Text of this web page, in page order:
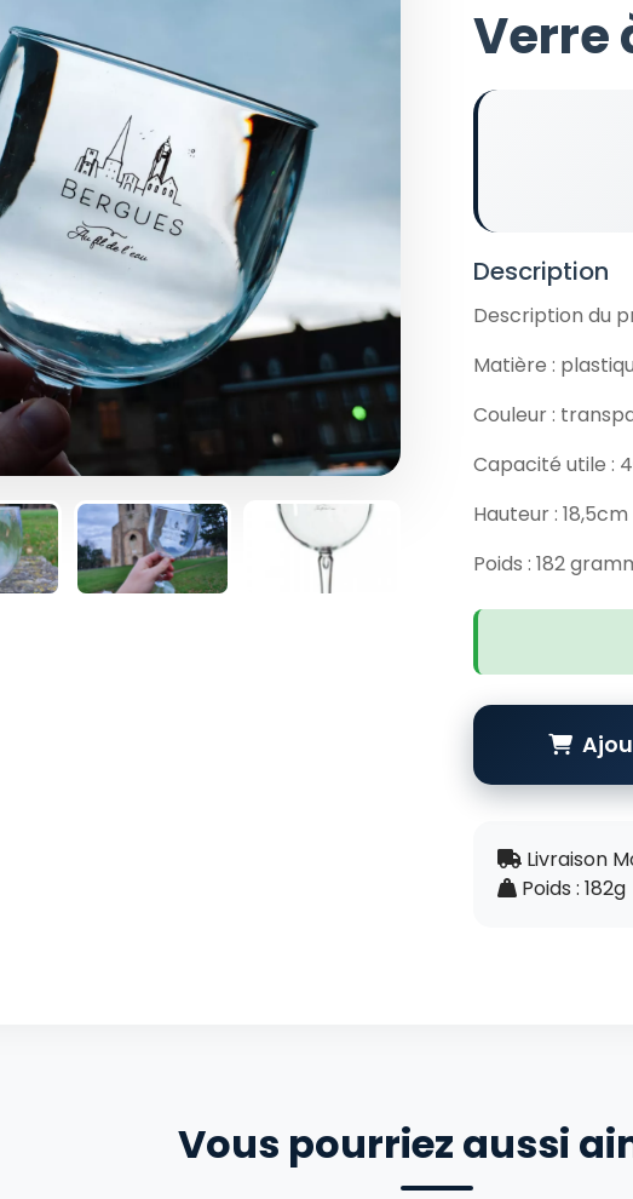
Verre
Description
Description du
Matière :
Couleur :
Capacité utile :
Hauteur : 18,5cm
Poids : 182
Livraison
Poids : 182g
Vous pourriez aussi